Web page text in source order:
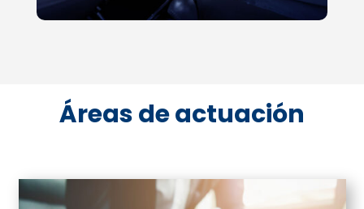
Áreas de actuación